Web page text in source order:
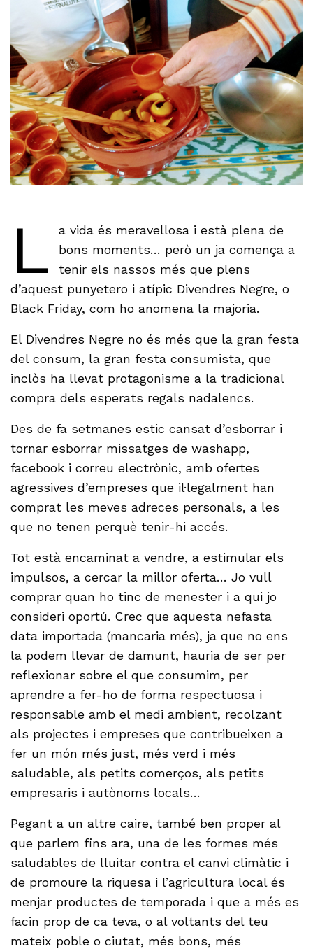
L
a vida és meravellosa i està plena de
bons moments… però un ja comença a
tenir els nassos més que plens
d’aquest punyetero i atípic Divendres Negre, o
Black Friday, com ho anomena la majoria.
El Divendres Negre no és més que la gran festa
del consum, la gran festa consumista, que
inclòs ha llevat protagonisme a la tradicional
compra dels esperats regals nadalencs.
Des de fa setmanes estic cansat d’esborrar i
tornar esborrar missatges de washapp,
facebook i correu electrònic, amb ofertes
agressives d’empreses que il·legalment han
comprat les meves adreces personals, a les
que no tenen perquè tenir-hi accés.
Tot està encaminat a vendre, a estimular els
impulsos, a cercar la millor oferta… Jo vull
comprar quan ho tinc de menester i a qui jo
consideri oportú. Crec que aquesta nefasta
data importada (mancaria més), ja que no ens
la podem llevar de damunt, hauria de ser per
reflexionar sobre el que consumim, per
aprendre a fer-ho de forma respectuosa i
responsable amb el medi ambient, recolzant
als projectes i empreses que contribueixen a
fer un món més just, més verd i més
saludable, als petits comerços, als petits
empresaris i autònoms locals…
Pegant a un altre caire, també ben proper al
que parlem fins ara, una de les formes més
saludables de lluitar contra el canvi climàtic i
de promoure la riquesa i l’agricultura local és
menjar productes de temporada i que a més es
facin prop de ca teva, o al voltants del teu
mateix poble o ciutat, més bons, més